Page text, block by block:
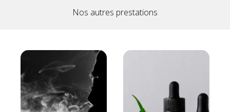
Nos autres prestations